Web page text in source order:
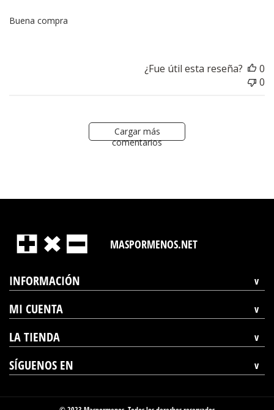
Buena compra
¿Fue útil esta reseña?
0
0
Cargar más
comentarios
MASPORMENOS.NET
INFORMACIÓN
MI CUENTA
LA TIENDA
SÍGUENOS EN